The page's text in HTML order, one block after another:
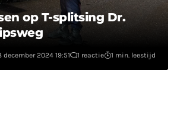
op T-splitsing Dr.
2024 19:51 1 reactie 1 min. leestijd